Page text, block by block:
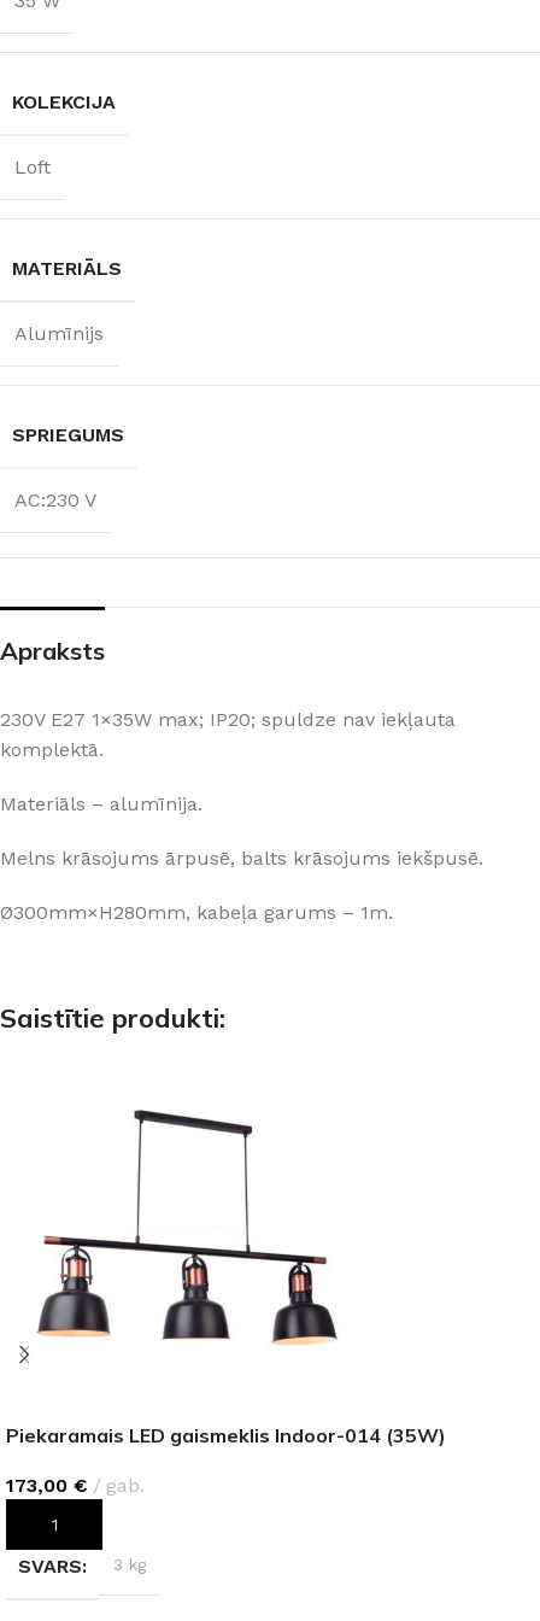
KOLEKCIJA
Loft
MATERIĀLS
Alumīnijs
SPRIEGUMS
AC:230 V
Apraksts
230V E27 1×35W max; IP20; spuldze nav iekļauta
komplektā.
Materiāls – alumīnija.
Melns krāsojums ārpusē, balts krāsojums iekšpusē.
Ø300mm×H280mm, kabeļa garums – 1m.
Saistītie produkti:
Piekaramais LED gaismeklis Indoor-014 (35W)
173,00 € gab.
PIEVIENOT GROZAM
SVARS 3 kg